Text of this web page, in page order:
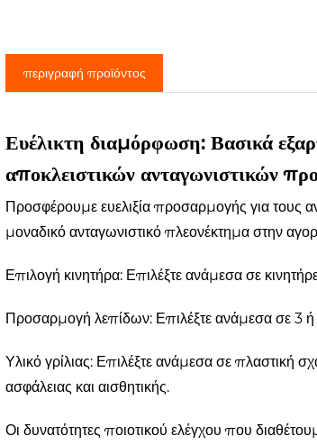
περιγραφή προϊόντος
Ευέλικτη διαμόρφωση: Βασικά
αποκλειστικών ανταγωνιστικών
Προσφέρουμε ευελιξία προσαρμογής για τους
μοναδικό ανταγωνιστικό πλεονέκτημα στην
Επιλογή κινητήρα: Επιλέξτε ανάμεσα σε
Προσαρμογή λεπίδων: Επιλέξτε ανάμεσα σε 3
Υλικό γρίλιας: Επιλέξτε ανάμεσα σε πλαστική
ασφάλειας και αισθητικής.
Οι δυνατότητες ποιοτικού ελέγχου που